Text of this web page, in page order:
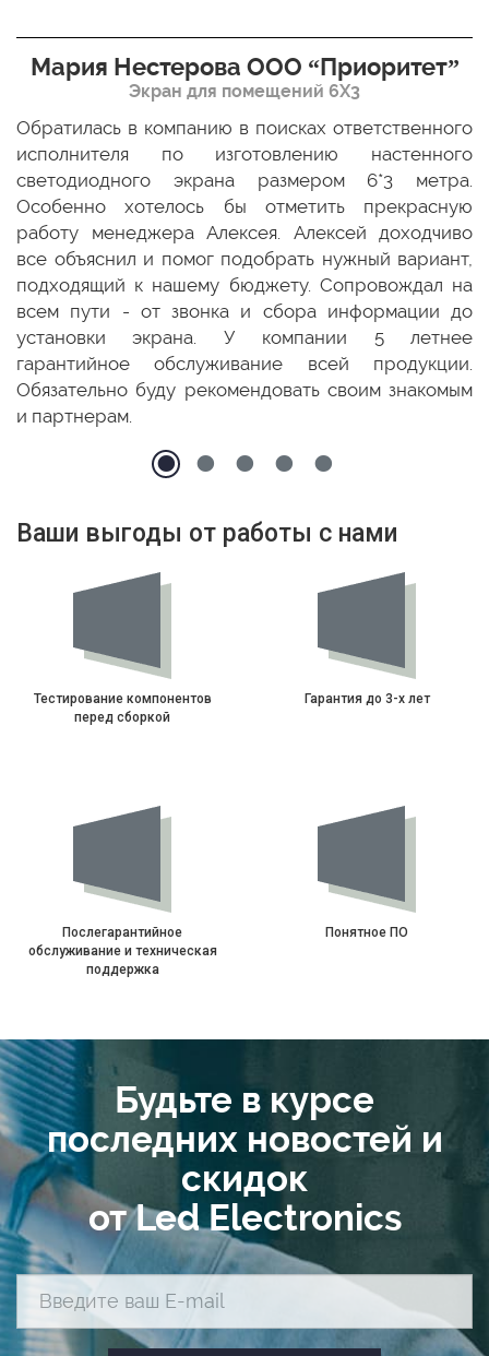
Мария Нестерова ООО “Приоритет”
Экран для помещений 6Х3
Обратилась в компанию в поисках ответственного
исполнителя по изготовлению настенного
светодиодного экрана размером 6*3 метра.
Особенно хотелось бы отметить прекрасную
работу менеджера Алексея. Алексей доходчиво
все объяснил и помог подобрать нужный вариант,
подходящий к нашему бюджету. Сопровождал на
всем пути - от звонка и сбора информации до
установки экрана. У компании 5 летнее
гарантийное обслуживание всей продукции.
Обязательно буду рекомендовать своим знакомым
и партнерам.
Ваши выгоды от работы с нами
Тестирование компонентов
перед сборкой
Гарантия до 3-х лет
Послегарантийное
обслуживание и техническая
поддержка
Понятное ПО
Будьте в курсе
последних новостей и
скидок
от Led Electronics